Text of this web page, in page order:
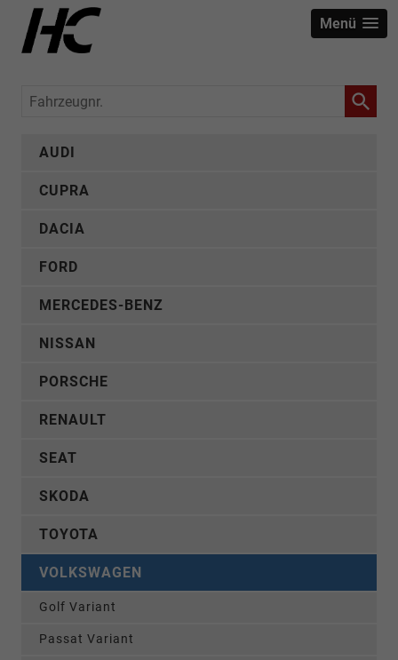
Menü
Fahrzeugnr.
AUDI
CUPRA
DACIA
FORD
MERCEDES-BENZ
NISSAN
PORSCHE
RENAULT
SEAT
SKODA
TOYOTA
VOLKSWAGEN
Golf Variant
Passat Variant